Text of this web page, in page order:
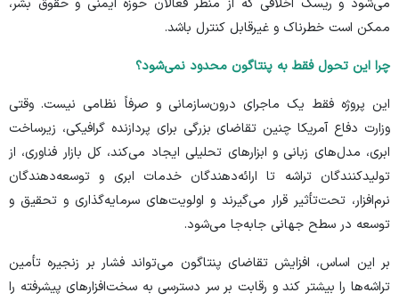
می‌شود و ریسک اخلاقی که از منظر فعالان حوزه ایمنی و حقوق بشر،
ممکن است خطرناک و غیرقابل کنترل باشد.
چرا این تحول فقط به پنتاگون محدود نمی‌شود؟
این پروژه فقط یک ماجرای درون‌سازمانی و صرفاً نظامی نیست. وقتی
وزارت دفاع آمریکا چنین تقاضای بزرگی برای پردازنده گرافیکی، زیرساخت
ابری، مدل‌های زبانی و ابزار‌های تحلیلی ایجاد می‌کند، کل بازار فناوری، از
تولیدکنندگان تراشه تا ارائه‌دهندگان خدمات ابری و توسعه‌دهندگان
نرم‌افزار، تحت‌تأثیر قرار می‌گیرند و اولویت‌های سرمایه‌گذاری و تحقیق و
توسعه در سطح جهانی جابه‌جا می‌شود.
بر این اساس، افزایش تقاضای پنتاگون می‌تواند فشار بر زنجیره تأمین
تراشه‌ها را بیشتر کند و رقابت بر سر دسترسی به سخت‌افزار‌های پیشرفته را